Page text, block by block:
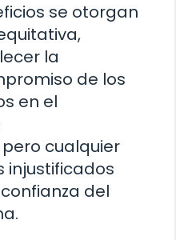
se otorgan
la
de los
en el
cualquier
injustificados
del